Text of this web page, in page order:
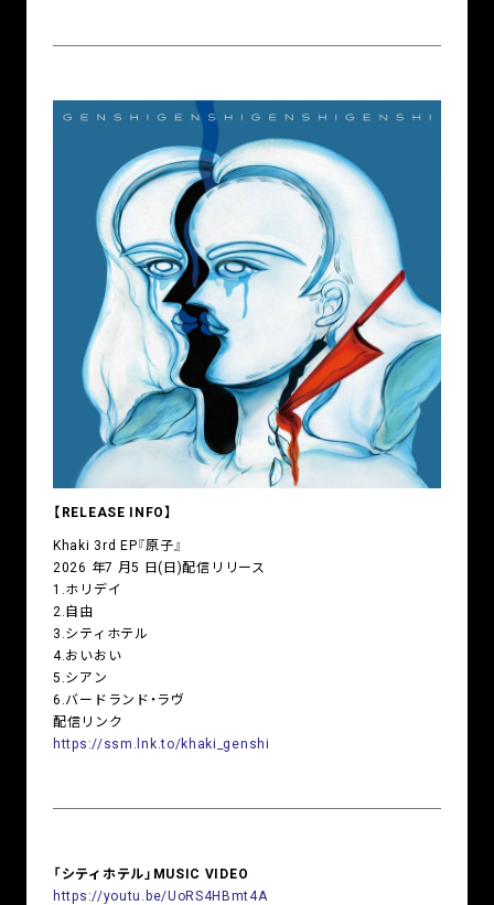
【RELEASE INFO】
Khaki 3rd EP『原子』
2026 年7 月5 日(日)配信リリース
1.ホリデイ
2.自由
3.シティホテル
4.おいおい
5.シアン
6.バードランド・ラヴ
配信リンク
https://ssm.lnk.to/khaki_genshi
「シティホテル」MUSIC VIDEO
https://youtu.be/UoRS4HBmt4A